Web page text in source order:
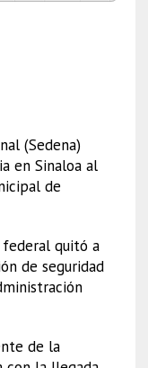
(Sedena)
en Sinaloa al
de
quitó a
de seguridad
de la